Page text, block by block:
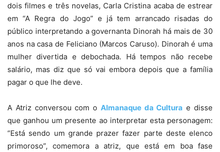
dois filmes e três novelas, Carla Cristina acaba de estrear
em “A Regra do Jogo” e já tem arrancado risadas do
público interpretando a governanta Dinorah há mais de 30
anos na casa de Feliciano (Marcos Caruso). Dinorah é uma
mulher divertida e debochada. Há tempos não recebe
salário, mas diz que só vai embora depois que a família
pagar o que lhe deve.
A Atriz conversou com o Almanaque da Cultura e disse
que ganhou um presente ao interpretar esta personagem:
“Está sendo um grande prazer fazer parte deste elenco
primoroso”, comemora a atriz, que está em boa fase